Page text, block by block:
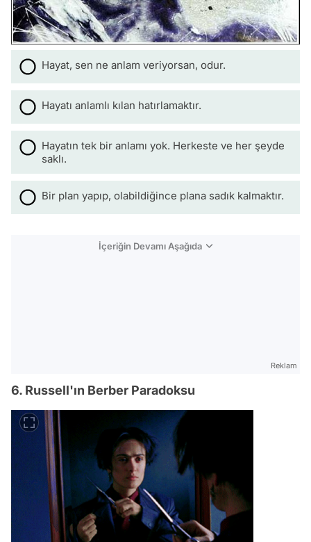
Hayat, sen ne anlam veriyorsan, odur.
Hayatı anlamlı kılan hatırlamaktır.
Hayatın tek bir anlamı yok. Herkeste ve her şeyde
saklı.
Bir plan yapıp, olabildiğince plana sadık kalmaktır.
İçeriğin Devamı Aşağıda
Reklam
6. Russell'ın Berber Paradoksu